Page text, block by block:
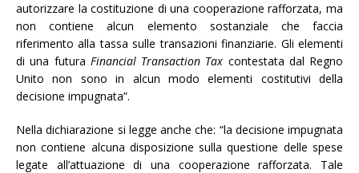
autorizzare la costituzione di una cooperazione rafforzata, ma
non contiene alcun elemento sostanziale che faccia
riferimento alla tassa sulle transazioni finanziarie. Gli elementi
di una futura Financial Transaction Tax contestata dal Regno
Unito non sono in alcun modo elementi costitutivi della
decisione impugnata”.
Nella dichiarazione si legge anche che: “la decisione impugnata
non contiene alcuna disposizione sulla questione delle spese
legate all’attuazione di una cooperazione rafforzata. Tale